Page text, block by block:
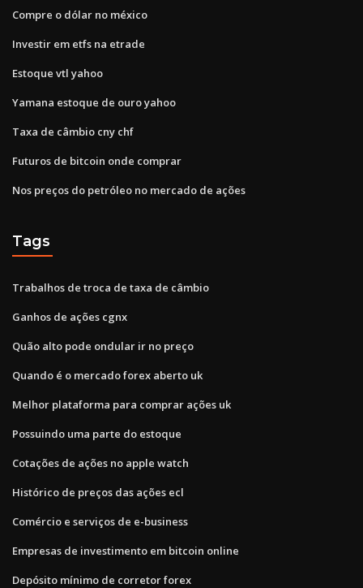
Compre o dólar no méxico
Investir em etfs na etrade
Estoque vtl yahoo
Yamana estoque de ouro yahoo
Taxa de câmbio cny chf
Futuros de bitcoin onde comprar
Nos preços do petróleo no mercado de ações
Tags
Trabalhos de troca de taxa de câmbio
Ganhos de ações cgnx
Quão alto pode ondular ir no preço
Quando é o mercado forex aberto uk
Melhor plataforma para comprar ações uk
Possuindo uma parte do estoque
Cotações de ações no apple watch
Histórico de preços das ações ecl
Comércio e serviços de e-business
Empresas de investimento em bitcoin online
Depósito mínimo de corretor forex